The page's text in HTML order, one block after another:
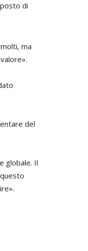
di
ma
del
globale. Il